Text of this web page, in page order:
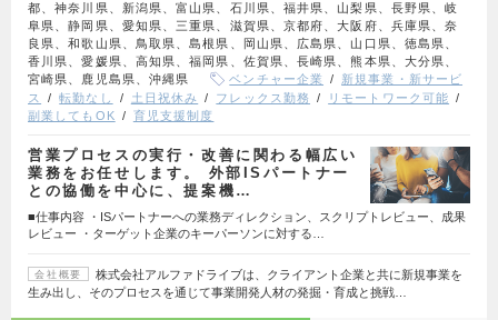
都、神奈川県、新潟県、富山県、石川県、福井県、山梨県、長野県、岐
阜県、静岡県、愛知県、三重県、滋賀県、京都府、大阪府、兵庫県、奈
良県、和歌山県、鳥取県、島根県、岡山県、広島県、山口県、徳島県、
香川県、愛媛県、高知県、福岡県、佐賀県、長崎県、熊本県、大分県、
宮崎県、鹿児島県、沖縄県
ベンチャー企業
新規事業・新サービ
ス
転勤なし 土日祝休み フレックス勤務
リモートワーク可能
副業してもOK
育児支援制度
営業プロセスの実行・改善に関わる幅広い
業務をお任せします。 外部ISパートナー
との協働を中心に、提案機…
■仕事内容 ・ISパートナーへの業務ディレクション、スクリプトレビュー、成果
レビュー ・ターゲット企業のキーパーソンに対する…
会社概要
株式会社アルファドライブは、クライアント企業と共に新規事業を
生み出し、そのプロセスを通じて事業開発人材の発掘・育成と挑戦…